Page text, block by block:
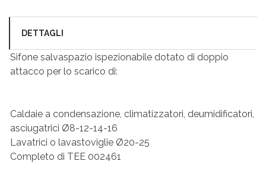
DETTAGLI
Sifone salvaspazio ispezionabile dotato di doppio
attacco per lo scarico di:
Caldaie a condensazione, climatizzatori, deumidificatori,
asciugatrici Ø8-12-14-16
Lavatrici o lavastoviglie Ø20-25
Completo di TEE 002461